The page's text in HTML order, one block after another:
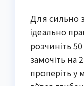
Для сильно
ідеально
розчиніть
замочіть на
проперіть у